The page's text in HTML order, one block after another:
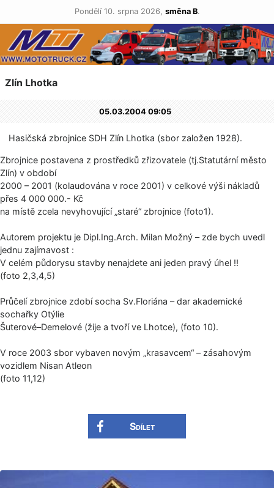
Pondělí 10. srpna 2026, směna B.
Zlín Lhotka
05.03.2004 09:05
Hasičská zbrojnice SDH Zlín Lhotka (sbor založen 1928).
Zbrojnice postavena z prostředků zřizovatele (tj.Statutární město
Zlín) v období
2000 – 2001 (kolaudována v roce 2001) v celkové výši nákladů
přes 4 000 000.- Kč
na místě zcela nevyhovující „staré“ zbrojnice (foto1).
Autorem projektu je Dipl.Ing.Arch. Milan Možný – zde bych uvedl
jednu zajímavost :
V celém půdorysu stavby nenajdete ani jeden pravý úhel !!
(foto 2,3,4,5)
Průčelí zbrojnice zdobí socha Sv.Floriána – dar akademické
sochařky Otýlie
Šuterové–Demelové (žije a tvoří ve Lhotce), (foto 10).
V roce 2003 sbor vybaven novým „krasavcem“ – zásahovým
vozidlem Nisan Atleon
(foto 11,12)
Sdílet